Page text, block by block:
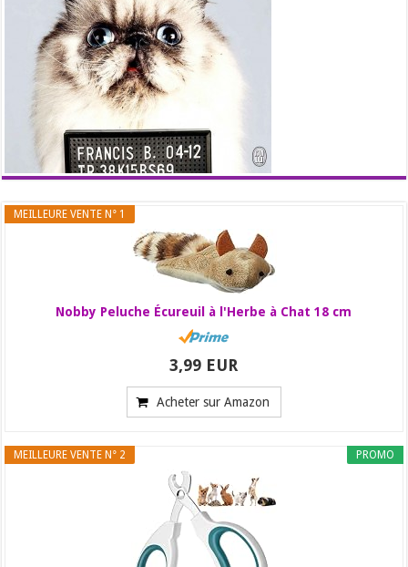
MEILLEURE VENTE N° 1
Nobby Peluche Écureuil à l'Herbe à Chat 18 cm
3,99 EUR
Acheter sur Amazon
PROMO
MEILLEURE VENTE N° 2